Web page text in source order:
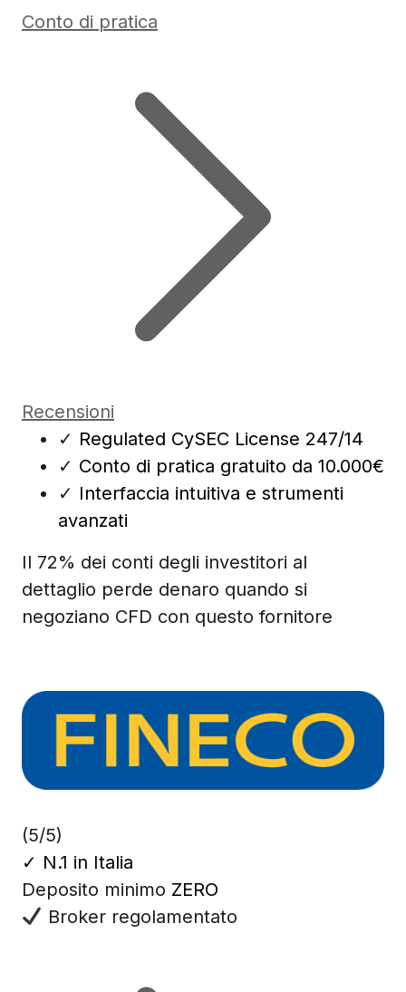
Conto di pratica
Recensioni
✓ Regulated CySEC License 247/14
✓ Conto di pratica gratuito da 10.000€
✓ Interfaccia intuitiva e strumenti
avanzati
Il 72% dei conti degli investitori al
dettaglio perde denaro quando si
negoziano CFD con questo fornitore
(5/5)
✓ N.1 in Italia
Deposito minimo ZERO
Broker regolamentato